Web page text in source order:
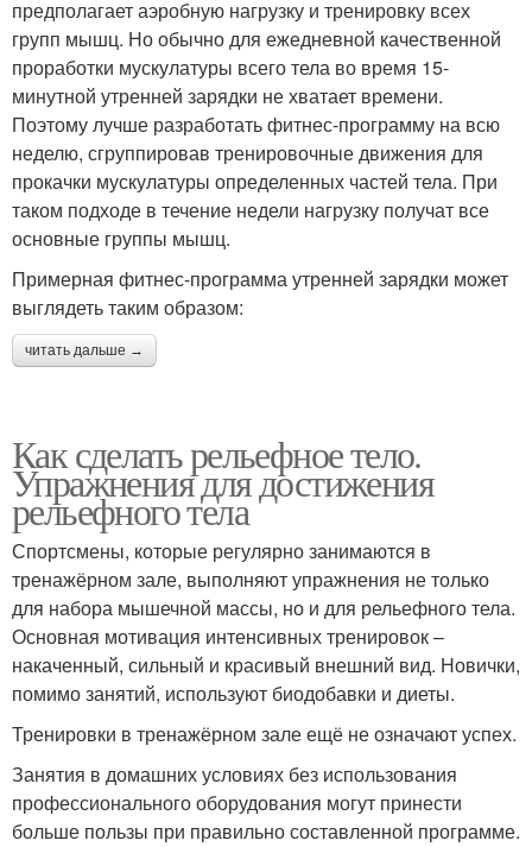
предполагает аэробную нагрузку и тренировку всех
групп мышц. Но обычно для ежедневной качественной
проработки мускулатуры всего тела во время 15-
минутной утренней зарядки не хватает времени.
Поэтому лучше разработать фитнес-программу на всю
неделю, сгруппировав тренировочные движения для
прокачки мускулатуры определенных частей тела. При
таком подходе в течение недели нагрузку получат все
основные группы мышц.
Примерная фитнес-программа утренней зарядки может
выглядеть таким образом:
читать дальше →
Как сделать рельефное тело.
Упражнения для достижения
рельефного тела
Спортсмены, которые регулярно занимаются в
тренажёрном зале, выполняют упражнения не только
для набора мышечной массы, но и для рельефного тела.
Основная мотивация интенсивных тренировок –
накаченный, сильный и красивый внешний вид. Новички,
помимо занятий, используют биодобавки и диеты.
Тренировки в тренажёрном зале ещё не означают успех.
Занятия в домашних условиях без использования
профессионального оборудования могут принести
больше пользы при правильно составленной программе.